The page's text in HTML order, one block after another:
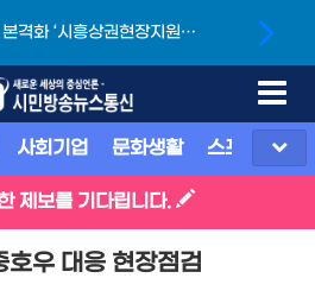
격화 ‘시흥상권현장지원단’
사회기업 문화생활 스포츠 지
제보를 기다립니다.
호우 대응 현장점검